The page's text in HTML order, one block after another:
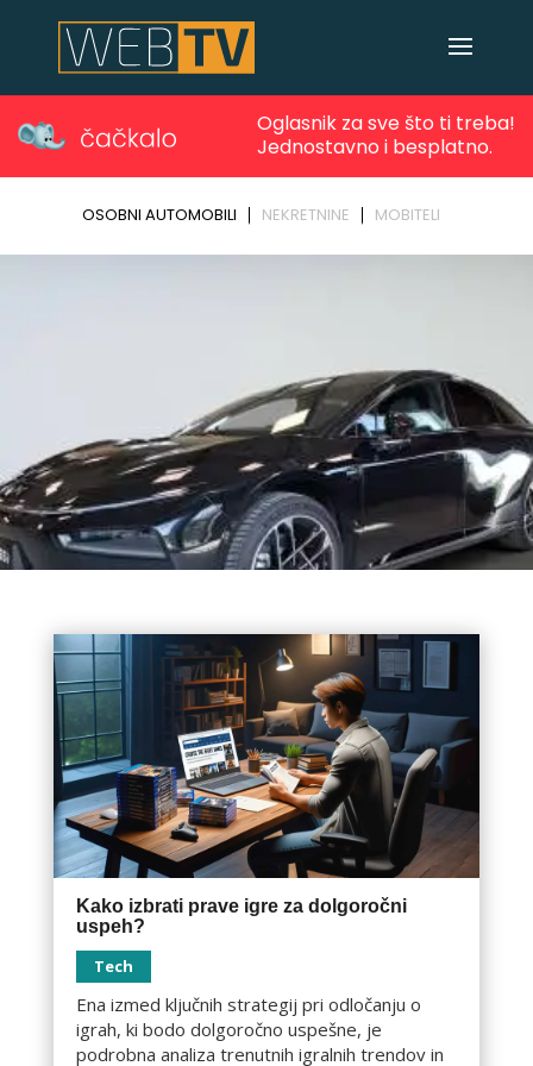
Kako izbrati prave igre za dolgoročni
uspeh?
Tech
Ena izmed ključnih strategij pri odločanju o
igrah, ki bodo dolgoročno uspešne, je
podrobna analiza trenutnih igralnih trendov in